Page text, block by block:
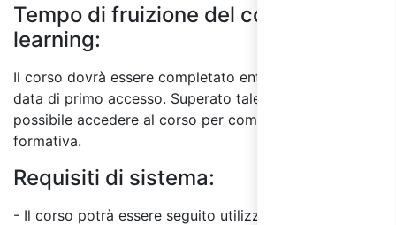
Tempo di fruizione del corso E-
learning:
Il corso dovrà essere completato entro 60 giorni dalla
data di primo accesso. Superato tale termine, non sarà
possibile accedere al corso per completare l'attività
formativa.
Requisiti di sistema:
- Il corso potrà essere seguito utilizzando un PC o